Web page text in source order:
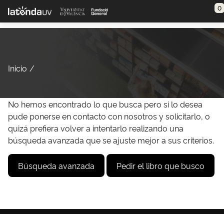
Saltar al contenido principal 0
Inicio
No hemos encontrado lo que busca pero si lo desea
pude ponerse en contacto con nosotros y solicitarlo, o
quizá prefiera volver a intentarlo realizando una
búsqueda avanzada que se ajuste mejor a sus criterios.
Búsqueda avanzada Pedir el libro que busco